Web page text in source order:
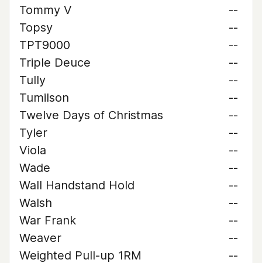
Tommy V
--
Topsy
--
TPT9000
--
Triple Deuce
--
Tully
--
Tumilson
--
Twelve Days of Christmas
--
Tyler
--
Viola
--
Wade
--
Wall Handstand Hold
--
Walsh
--
War Frank
--
Weaver
--
Weighted Pull-up 1RM
--